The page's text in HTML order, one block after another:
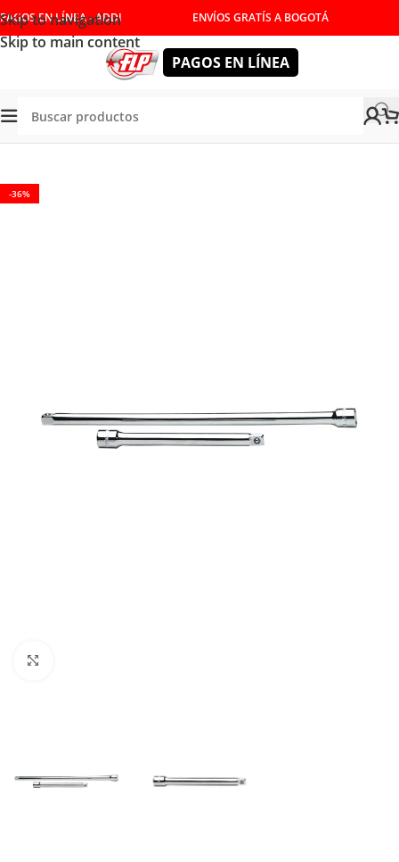
Skip to navigation
Skip to main content
PAGOS EN LÍNEA - ADDI ENVÍOS GRATÍS A BOGOTÁ
PAGOS EN LÍNEA
MANUALES EXTENSION COPA
-36%